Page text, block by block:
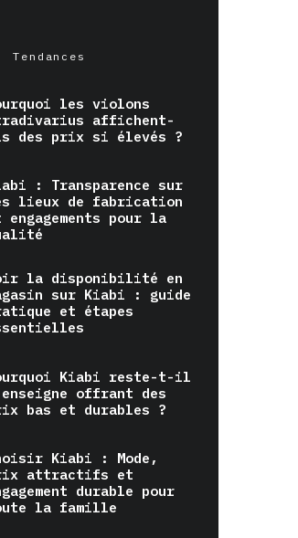
Tendances
les violons
affichent-
des prix si élevés ?
: Transparence sur
lieux de fabrication
engagements pour la
la disponibilité en
sur Kiabi : guide
et étapes
Kiabi reste-t-il
offrant des
bas et durables ?
Kiabi : Mode,
attractifs et
durable pour
la famille